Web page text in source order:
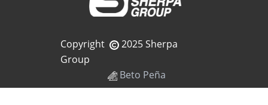
Copyright
2025 Sherpa
Group
Beto Peña